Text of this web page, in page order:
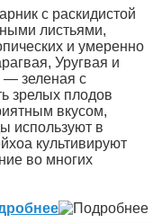
с раскидистой
листьями,
и умеренно
Уругвая и
зеленая с
зрелых плодов
вкусом,
используют в
культивируют
во многих